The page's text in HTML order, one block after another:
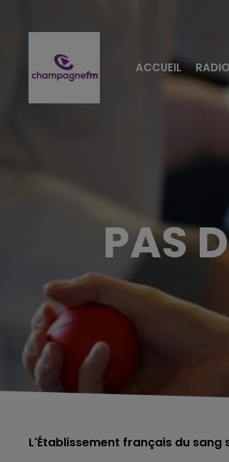
ACCUEIL RADIO
PAS
L'Établissement français du